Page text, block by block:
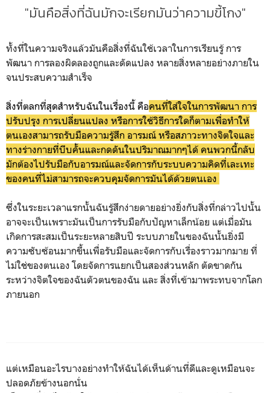
"มันคือสิ่งที่ฉันมักจะเรียกมันว่าความขี้โกง"
ทั้งที่ในความจริงแล้วมันคือสิ่งที่ฉันใช้เวลาในการเรียนรู้ การ
พัฒนา การลองผิดลองถูกและดัดแปลง หลายสิ่งหลายอย่างภายใน
จนประสบความสำเร็จ
สิ่งที่ตลกที่สุดสำหรับฉันในเรื่องนี้ คือคนที่ใส่ใจในการพัฒนา การ
ปรับปรุง การเปลี่ยนแปลง หรือการใช้วิธีการใดก็ตามเพื่อทำให้
ตนเองสามารถรับมือความรู้สึก อารมณ์ หรือสภาวะทางจิตใจและ
ทางร่างกายที่บีบคั้นและกดดันในปริมาณมากๆได้ คนพวกนี้กลับ
มักต้องไปรับมือกับอารมณ์และจัดการกับระบบความคิดที่เละเทะ
ของคนที่ไม่สามารถจะควบคุมจัดการมันได้ด้วยตนเอง
ซึ่งในระยะเวลาแรกนั้นฉันรู้สึกง่ายดายอย่างยิ่งกับสิ่งที่กล่าวไปนั้น
อาจจะเป็นเพราะมันเป็นการรับมือกับปัญหาเล็กน้อย แต่เมื่อมัน
เกิดการสะสมเป็นระยะหลายสิบปี ระบบภายในของฉันนั้นยิ่งมี
ความซับซ้อนมากขึ้นเพื่อรับมือและจัดการกับเรื่องราวมากมาย ที่
ไม่ใช่ของตนเอง โดยจัดการแยกเป็นสองส่วนหลัก ตัดขาดกัน
ระหว่างจิตใจของฉันตัวตนของฉัน และ สิ่งที่เข้ามาพระทบจากโลก
ภายนอก
แต่เหมือนอะไรบางอย่างทำให้ฉันได้เห็นด้านที่ดีและดูเหมือนจะ
ปลอดภัยข้างนอกนั่น